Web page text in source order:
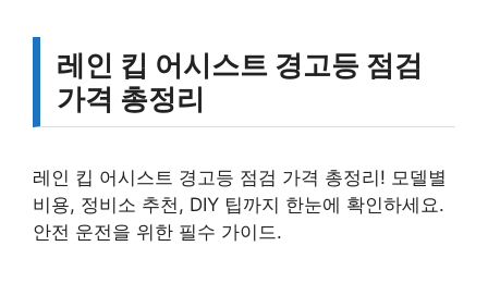
레인 킵 어시스트 경고등 점검
가격 총정리
레인 킵 어시스트 경고등 점검 가격 총정리! 모델별
비용, 정비소 추천, DIY 팁까지 한눈에 확인하세요.
안전 운전을 위한 필수 가이드.